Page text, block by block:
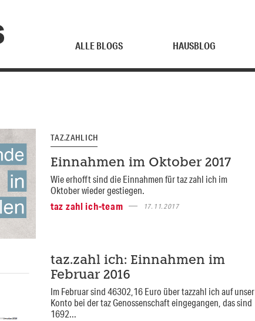
ALLE BLOGS HAUSBLOG
TAZ.ZAHL ICH
Einnahmen im Oktober 2017
Wie erhofft sind die Einnahmen für taz zahl ich im
Oktober wieder gestiegen.
taz zahl ich-team
17.11.2017
taz.zahl ich: Einnahmen im
Februar 2016
Im Februar sind 46302,16 Euro über tazzahl ich auf unser
Konto bei der taz Genossenschaft eingegangen, das sind
1692...